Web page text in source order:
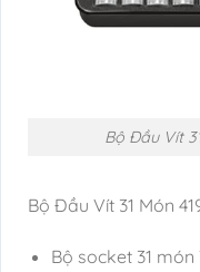
Bộ Đầu Vít
Bộ Đầu Vít 31 Món
Bộ socket 31 món